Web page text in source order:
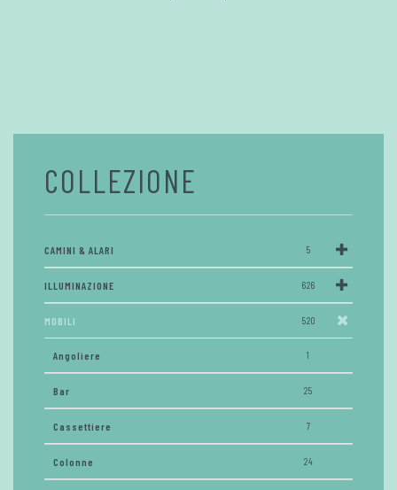
COLLEZIONE
CAMINI & ALARI 5
ILLUMINAZIONE 626
MOBILI 520
Angoliere 1
Bar 25
Cassettiere 7
Colonne 24